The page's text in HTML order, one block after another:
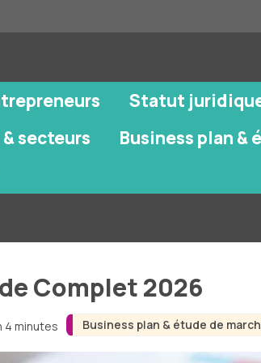
Statut
secteurs
Business plan &
Business plan & étude de
Complet 2026
4 minutes